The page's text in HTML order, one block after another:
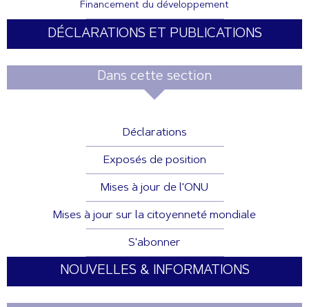
Financement du développement
DÉCLARATIONS ET PUBLICATIONS
Dans cette section
Déclarations
Exposés de position
Mises à jour de l'ONU
Mises à jour sur la citoyenneté mondiale
S'abonner
NOUVELLES & INFORMATIONS